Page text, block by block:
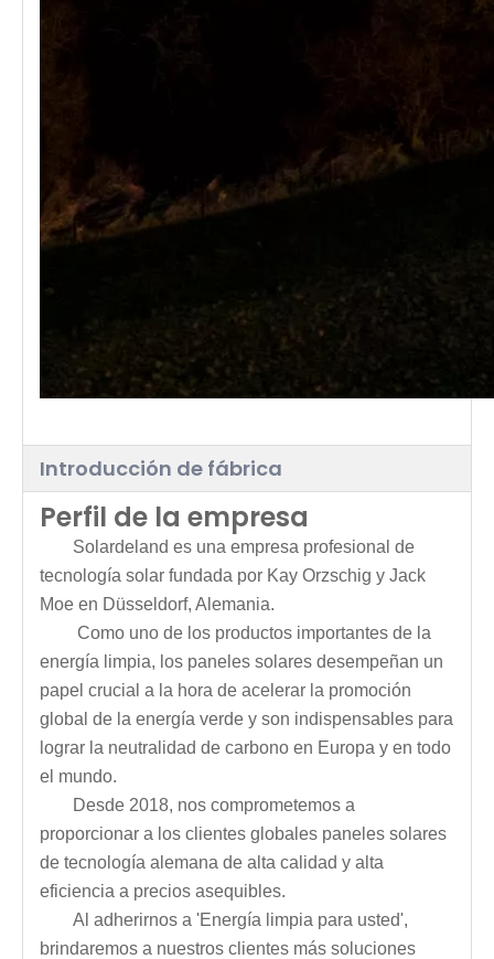
Introducción de fábrica
Perfil de la empresa
Solardeland es una empresa profesional de
tecnología solar fundada por Kay Orzschig y Jack
Moe en Düsseldorf, Alemania.
Como uno de los productos importantes de la
energía limpia, los paneles solares desempeñan un
papel crucial a la hora de acelerar la promoción
global de la energía verde y son indispensables para
lograr la neutralidad de carbono en Europa y en todo
el mundo.
Desde 2018, nos comprometemos a
proporcionar a los clientes globales paneles solares
de tecnología alemana de alta calidad y alta
eficiencia a precios asequibles.
Al adherirnos a 'Energía limpia para usted',
brindaremos a nuestros clientes más soluciones